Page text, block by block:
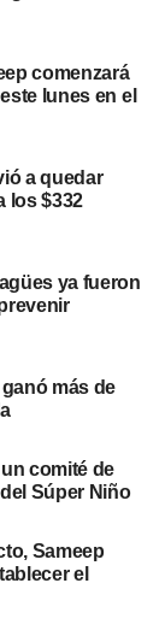
comenzará
lunes en el
a quedar
los $332
ya fueron
más de
comité de
Súper Niño
Sameep
el